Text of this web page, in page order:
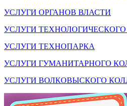
УСЛУГИ ОРГАНОВ ВЛАСТИ
УСЛУГИ
УСЛУГИ ТЕХНОПАРКА
УСЛУГИ ГУМАНИТАРНОГО
УСЛУГИ ВОЛКОВЫСКОГО